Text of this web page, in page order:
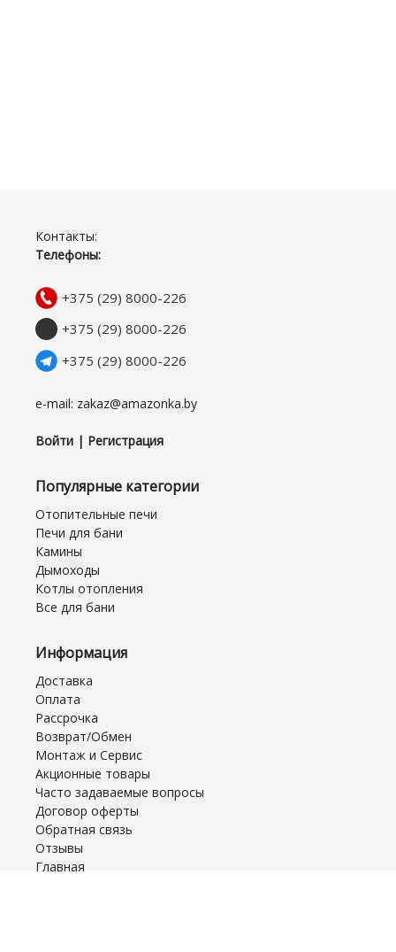
Контакты:
Телефоны:
+375 (29) 8000-226
+375 (29) 8000-226
+375 (29) 8000-226
e-mail: zakaz@amazonka.by
Войти | Регистрация
Популярные категории
Отопительные печи
Печи для бани
Камины
Дымоходы
Котлы отопления
Все для бани
Информация
Доставка
Оплата
Рассрочка
Возврат/Обмен
Монтаж и Сервис
Акционные товары
Часто задаваемые вопросы
Договор оферты
Обратная связь
Отзывы
Главная